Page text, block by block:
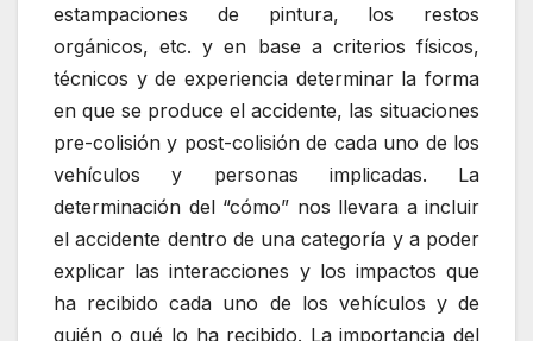
estampaciones de pintura, los restos
orgánicos, etc. y en base a criterios físicos,
técnicos y de experiencia determinar la forma
en que se produce el accidente, las situaciones
pre-colisión y post-colisión de cada uno de los
vehículos y personas implicadas. La
determinación del “cómo” nos llevara a incluir
el accidente dentro de una categoría y a poder
explicar las interacciones y los impactos que
ha recibido cada uno de los vehículos y de
quién o qué lo ha recibido. La importancia del